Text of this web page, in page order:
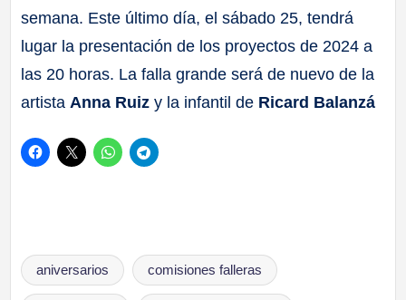
semana. Este último día, el sábado 25, tendrá
lugar la presentación de los proyectos de 2024 a
las 20 horas. La falla grande será de nuevo de la
artista Anna Ruiz y la infantil de Ricard Balanzá
Etiquetas:
aniversarios comisiones falleras